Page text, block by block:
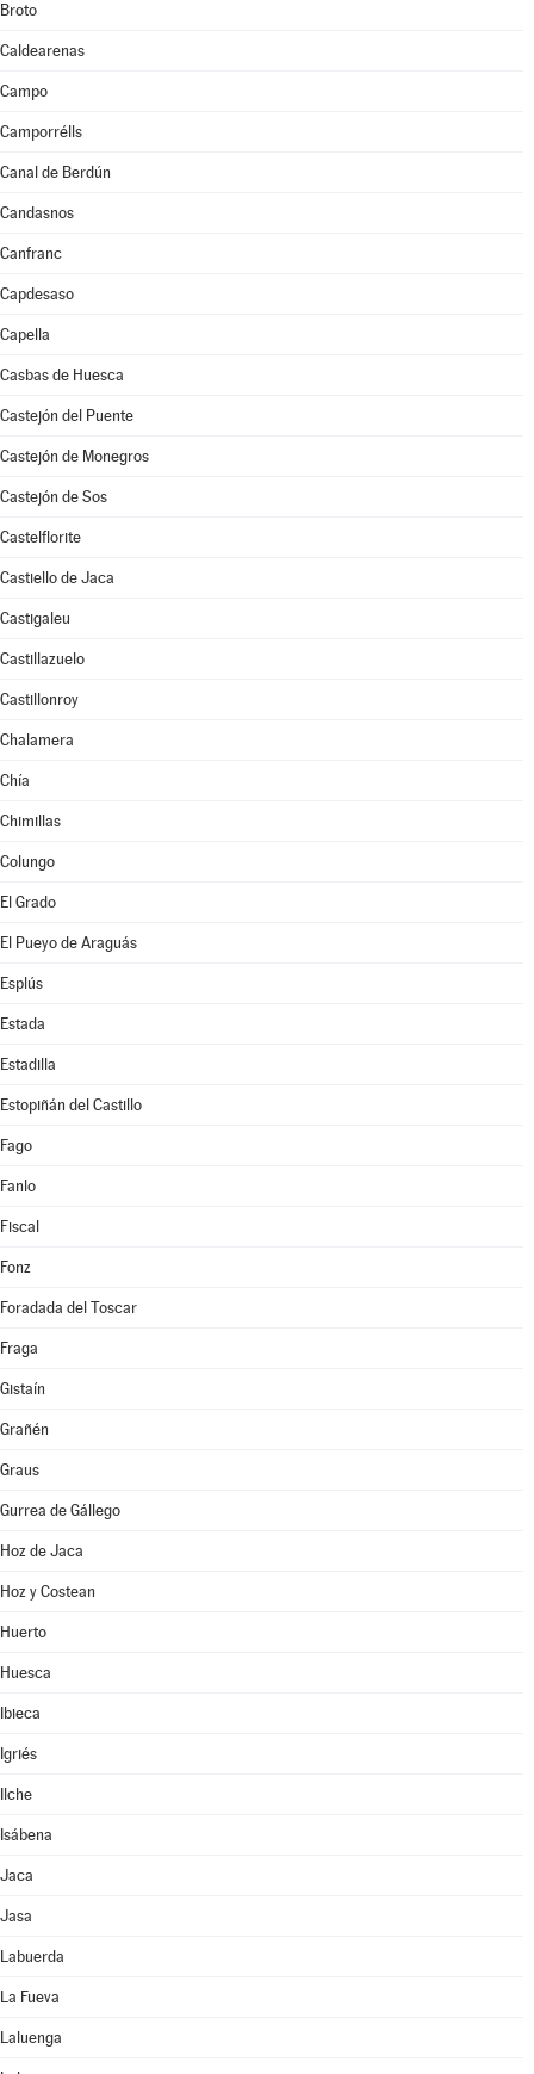
Broto
Caldearenas
Campo
Camporrélls
Canal de Berdún
Candasnos
Canfranc
Capdesaso
Capella
Casbas de Huesca
Castejón del Puente
Castejón de Monegros
Castejón de Sos
Castelflorite
Castiello de Jaca
Castigaleu
Castillazuelo
Castillonroy
Chalamera
Chía
Chimillas
Colungo
El Grado
El Pueyo de Araguás
Esplús
Estada
Estadilla
Estopiñán del Castillo
Fago
Fanlo
Fiscal
Fonz
Foradada del Toscar
Fraga
Gistaín
Grañén
Graus
Gurrea de Gállego
Hoz de Jaca
Hoz y Costean
Huerto
Huesca
Ibieca
Igriés
Ilche
Isábena
Jaca
Jasa
Labuerda
La Fueva
Laluenga